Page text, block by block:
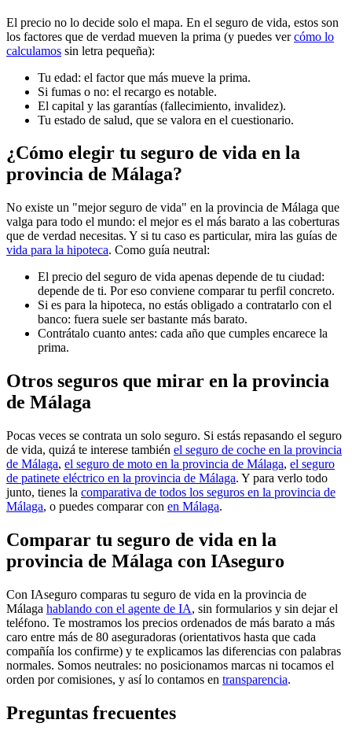
El precio no lo decide solo el mapa. En el seguro de vida, estos son
los factores que de verdad mueven la prima (y puedes vercómo lo
calculamos sin letra pequeña):
Tu edad: el factor que más mueve la prima.
Si fumas o no: el recargo es notable.
El capital y las garantías (fallecimiento, invalidez).
Tu estado de salud, que se valora en el cuestionario.
¿Cómo elegir tu seguro de vida en la
provincia de Málaga?
No existe un "mejor seguro de vida" en la provincia de Málaga que
valga para todo el mundo: el mejor es el más barato a las coberturas
que de verdad necesitas. Y si tu caso es particular, mira las guías de
vida para la hipoteca. Como guía neutral:
El precio del seguro de vida apenas depende de tu ciudad:
depende de ti. Por eso conviene comparar tu perfil concreto.
Si es para la hipoteca, no estás obligado a contratarlo con el
banco: fuera suele ser bastante más barato.
Contrátalo cuanto antes: cada año que cumples encarece la
prima.
Otros seguros que mirar en la provincia
de Málaga
Pocas veces se contrata un solo seguro. Si estás repasando el seguro
de vida, quizá te interese también el seguro de coche en la provincia
de Málaga, el seguro de moto en la provincia de Málaga, el seguro
de patinete eléctrico en la provincia de Málaga. Y para verlo todo
junto, tienes la comparativa de todos los seguros en la provincia de
Málaga, o puedes comparar con en Málaga.
Comparar tu seguro de vida en la
provincia de Málaga con IAseguro
Con IAseguro comparas tu seguro de vida en la provincia de
Málaga hablando con el agente de IA, sin formularios y sin dejar el
teléfono. Te mostramos los precios ordenados de más barato a más
caro entre más de 80 aseguradoras (orientativos hasta que cada
compañía los confirme) y te explicamos las diferencias con palabras
normales. Somos neutrales: no posicionamos marcas ni tocamos el
orden por comisiones, y así lo contamos en transparencia.
Preguntas frecuentes